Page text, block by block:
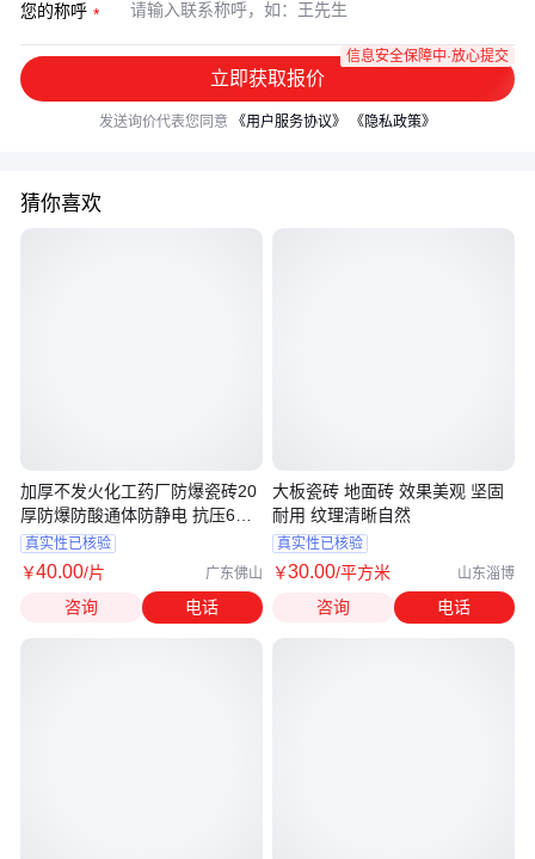
您的称呼
立即获取报价
信息安全保障中·放心提交
发送询价代表您同意 《用户服务协议》 《隐私政策》
猜你喜欢
加厚不发火化工药厂防爆瓷砖20
厚防爆防酸通体防静电 抗压6吨
叉车
真实性已核验
￥40.00/片 广东佛山
咨询 电话
大板瓷砖 地面砖 效果美观 坚固
耐用 纹理清晰自然
真实性已核验
￥30.00/平方米 山东淄博
咨询 电话